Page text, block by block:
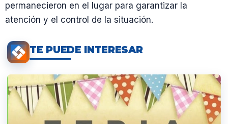
permanecieron en el lugar para garantizar la
atención y el control de la situación.
TE PUEDE INTERESAR